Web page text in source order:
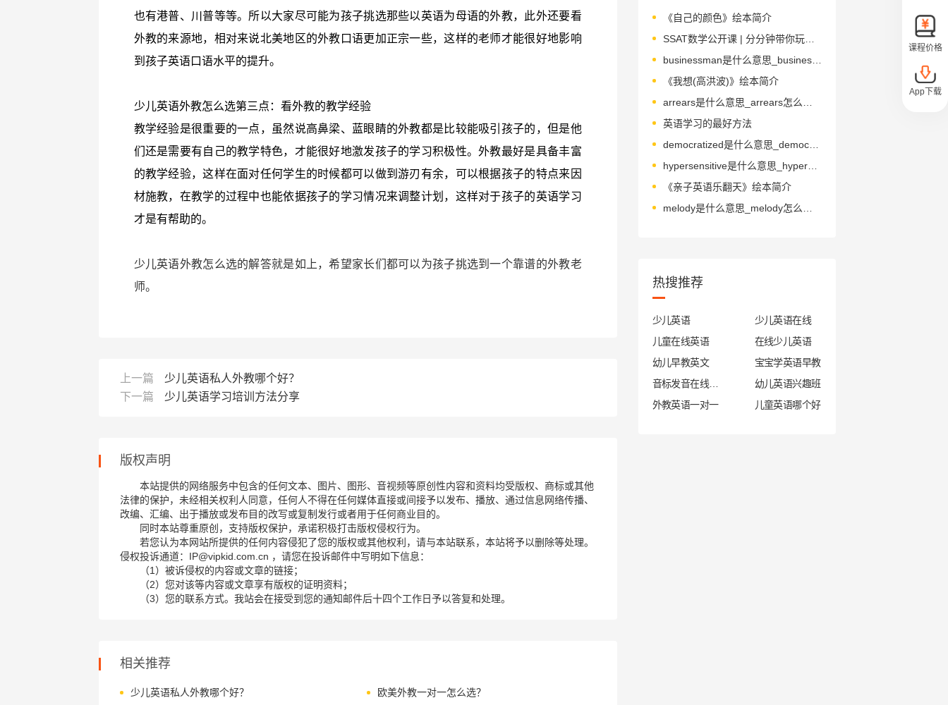
也有港普、川普等等。所以大家尽可能为孩子挑选那些以英语为母语的外教，此外还要看
外教的来源地，相对来说北美地区的外教口语更加正宗一些，这样的老师才能很好地影响
到孩子英语口语水平的提升。
少儿英语外教怎么选第三点：看外教的教学经验
教学经验是很重要的一点，虽然说高鼻梁、蓝眼睛的外教都是比较能吸引孩子的，但是他
们还是需要有自己的教学特色，才能很好地激发孩子的学习积极性。外教最好是具备丰富
的教学经验，这样在面对任何学生的时候都可以做到游刃有余，可以根据孩子的特点来因
材施教，在教学的过程中也能依据孩子的学习情况来调整计划，这样对于孩子的英语学习
才是有帮助的。
少儿英语外教怎么选的解答就是如上，希望家长们都可以为孩子挑选到一个靠谱的外教老
师。
上一篇
少儿英语私人外教哪个好？
下一篇
少儿英语学习培训方法分享
版权声明
本站提供的网络服务中包含的任何文本、图片、图形、音视频等原创性内容和资料均受版权、商标或其他
法律的保护，未经相关权利人同意，任何人不得在任何媒体直接或间接予以发布、播放、通过信息网络传播、
改编、汇编、出于播放或发布目的改写或复制发行或者用于任何商业目的。
同时本站尊重原创，支持版权保护，承诺积极打击版权侵权行为。
若您认为本网站所提供的任何内容侵犯了您的版权或其他权利，请与本站联系，本站将予以删除等处理。
侵权投诉通道：IP@vipkid.com.cn ，请您在投诉邮件中写明如下信息：
（1）被诉侵权的内容或文章的链接；
（2）您对该等内容或文章享有版权的证明资料；
（3）您的联系方式。我站会在接受到您的通知邮件后十四个工作日予以答复和处理。
相关推荐
少儿英语私人外教哪个好？ 欧美外教一对一怎么选？
《自己的颜色》绘本简介
SSAT数学公开课 | 分分钟带你玩转数学难题
businessman是什么意思_businessman怎么读_音标ˈbɪznəsmæn
《我想(高洪波)》绘本简介
英语学习的最好方法
democratized是什么意思_democratized怎么读_音标diˈmɔkrətaizd
hypersensitive是什么意思_hypersensitive怎么读_音标ˌhaɪpəˈsensətɪv
《亲子英语乐翻天》绘本简介
热搜推荐
少儿英语
少儿英语在线
儿童在线英语
在线少儿英语
幼儿早教英文
宝宝学英语早教
幼儿英语兴趣班
外教英语一对一
儿童英语哪个好
课程价格
App下载